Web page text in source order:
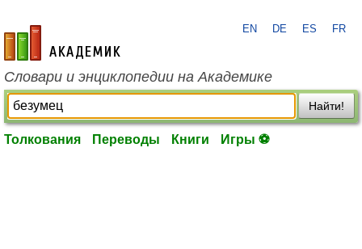
academic.ru
EN DE ES FR
Словари и энциклопедии на Академике
Найти!
Толкования Переводы Книги Игры ⚽